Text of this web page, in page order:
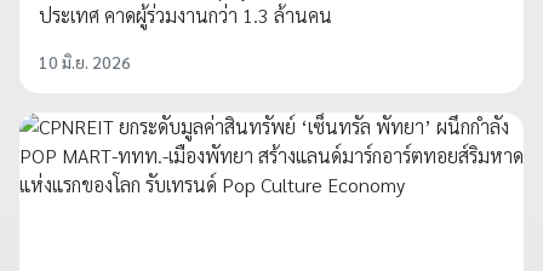
ประเทศ คาดผู้ร่วมงานกว่า 1.3 ล้านคน
10 มิ.ย. 2026